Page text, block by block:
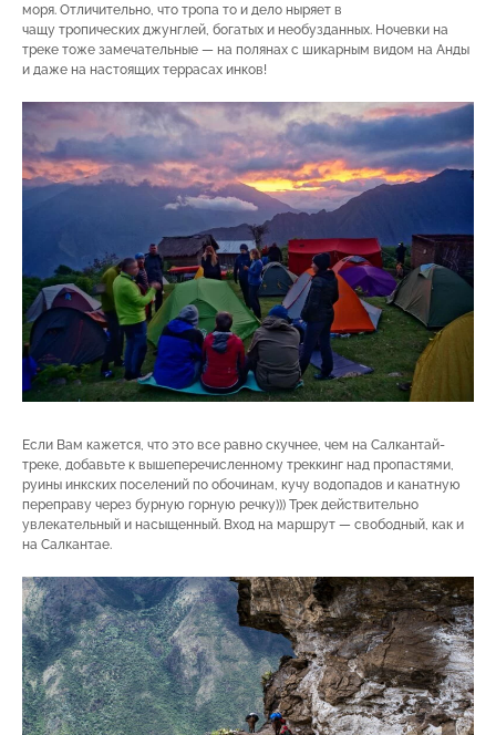
моря. Отличительно, что тропа то и дело ныряет в
чащу тропических джунглей, богатых и необузданных. Ночевки на
треке тоже замечательные — на полянах с шикарным видом на Анды
и даже на настоящих террасах инков!
Если Вам кажется, что это все равно скучнее, чем на Салкантай-
треке, добавьте к вышеперечисленному треккинг над пропастями,
руины инкских поселений по обочинам, кучу водопадов и канатную
переправу через бурную горную речку))) Трек действительно
увлекательный и насыщенный. Вход на маршрут — свободный, как и
на Салкантае.